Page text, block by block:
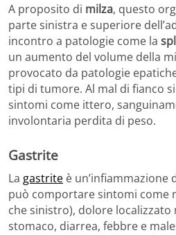
A proposito di milza, questo
parte sinistra e superiore
incontro a patologie come la
un aumento del volume della
provocato da patologie
tipi di tumore. Al mal di fianco
sintomi come ittero,
involontaria perdita di peso.
Gastrite
La gastrite è un’infiammazione
può comportare sintomi come
che sinistro), dolore localizzato
stomaco, diarrea, febbre e